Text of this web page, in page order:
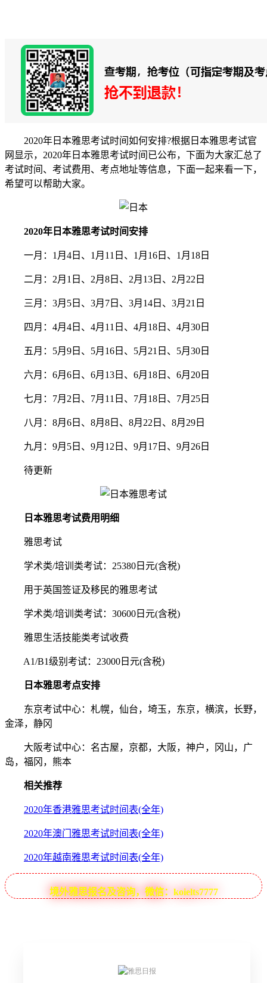
2020年日本雅思考试时间如何安排?根据日本雅思考试官
网显示，2020年日本雅思考试时间已公布，下面为大家汇总了
考试时间、考试费用、考点地址等信息，下面一起来看一下，
希望可以帮助大家。
2020年日本雅思考试时间安排
一月：1月4日、1月11日、1月16日、1月18日
二月：2月1日、2月8日、2月13日、2月22日
三月：3月5日、3月7日、3月14日、3月21日
四月：4月4日、4月11日、4月18日、4月30日
五月：5月9日、5月16日、5月21日、5月30日
六月：6月6日、6月13日、6月18日、6月20日
七月：7月2日、7月11日、7月18日、7月25日
八月：8月6日、8月8日、8月22日、8月29日
九月：9月5日、9月12日、9月17日、9月26日
待更新
日本雅思考试费用明细
雅思考试
学术类/培训类考试：25380日元(含税)
用于英国签证及移民的雅思考试
学术类/培训类考试：30600日元(含税)
雅思生活技能类考试收费
A1/B1级别考试：23000日元(含税)
日本雅思考点安排
东京考试中心：札幌，仙台，埼玉，东京，横滨，长野，
金泽，静冈
大阪考试中心：名古屋，京都，大阪，神户，冈山，广
岛，福冈，熊本
相关推荐
2020年香港雅思考试时间表(全年)
2020年澳门雅思考试时间表(全年)
2020年越南雅思考试时间表(全年)
境外雅思报名及咨询，微信：koielts7777